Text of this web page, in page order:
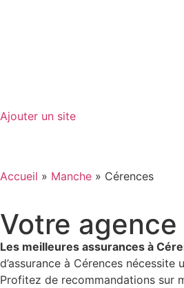
Ajouter un site
Accueil » Manche » Cérences
Votre
Les meilleures assurances à
d’assurance à Cérences
Profitez de recommandations sur